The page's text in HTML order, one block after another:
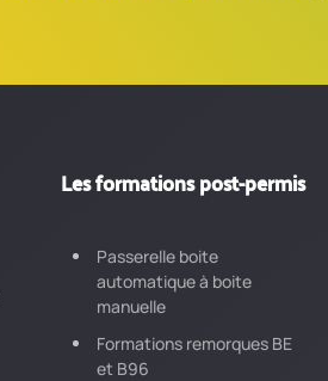
Les formations post-permis
Passerelle boite
automatique à boite
manuelle
Formations remorques BE
et B96